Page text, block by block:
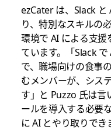
ezCater は、Slack
り、特別なスキルの
環境で AI による支
ています。「Slack
で、職場向けの食事
むメンバーが、シス
す」と Puzzo 氏は言
ールを導入する必要
に AI とやり取りでき